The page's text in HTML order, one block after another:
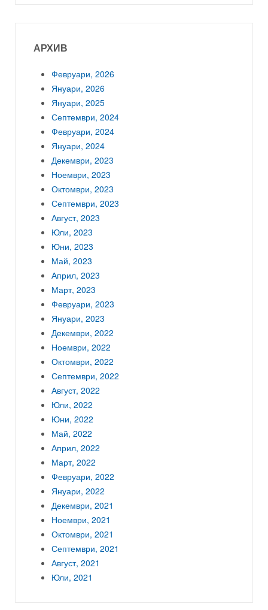
АРХИВ
Февруари, 2026
Януари, 2026
Януари, 2025
Септември, 2024
Февруари, 2024
Януари, 2024
Декември, 2023
Ноември, 2023
Октомври, 2023
Септември, 2023
Август, 2023
Юли, 2023
Юни, 2023
Май, 2023
Април, 2023
Март, 2023
Февруари, 2023
Януари, 2023
Декември, 2022
Ноември, 2022
Октомври, 2022
Септември, 2022
Август, 2022
Юли, 2022
Юни, 2022
Май, 2022
Април, 2022
Март, 2022
Февруари, 2022
Януари, 2022
Декември, 2021
Ноември, 2021
Октомври, 2021
Септември, 2021
Август, 2021
Юли, 2021